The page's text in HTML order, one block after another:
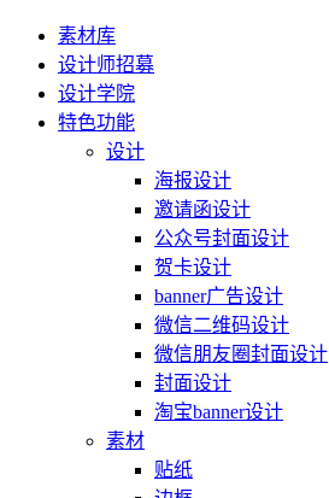
素材库
设计师招募
设计学院
特色功能
设计
海报设计
邀请函设计
公众号封面设计
贺卡设计
banner广告设计
微信二维码设计
微信朋友圈封面设计
封面设计
淘宝banner设计
素材
贴纸